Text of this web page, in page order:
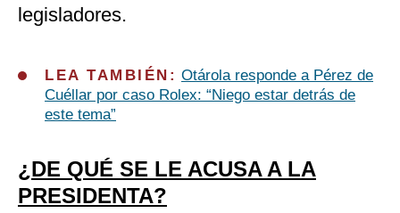
legisladores.
LEA TAMBIÉN: Otárola responde a Pérez de
Cuéllar por caso Rolex: “Niego estar detrás de
este tema”
¿DE QUÉ SE LE ACUSA A LA
PRESIDENTA?